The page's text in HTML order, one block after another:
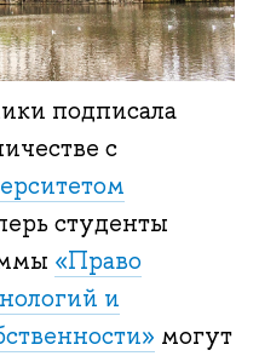
подписала
с
студенты
«Право
и
могут